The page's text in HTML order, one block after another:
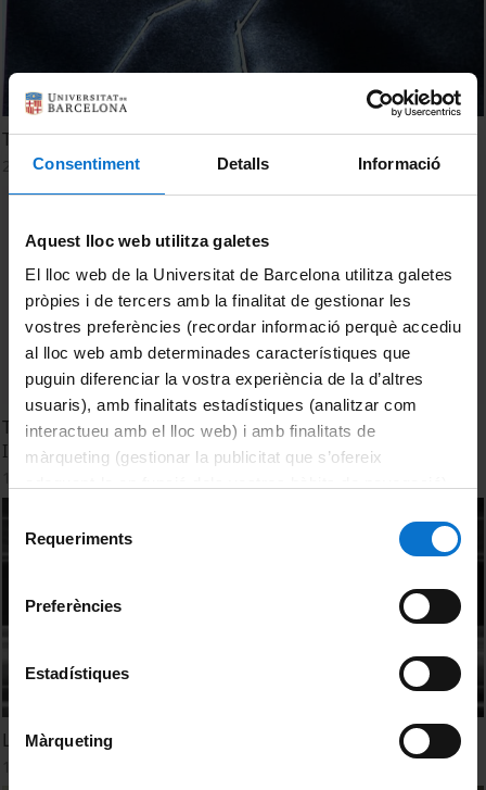
Consentiment Detalls Informació
Aquest lloc web utilitza galetes
El lloc web de la Universitat de Barcelona utilitza galetes
pròpies i de tercers amb la finalitat de gestionar les
vostres preferències (recordar informació perquè accediu
al lloc web amb determinades característiques que
puguin diferenciar la vostra experiència de la d’altres
usuaris), amb finalitats estadístiques (analitzar com
interactueu amb el lloc web) i amb finalitats de
màrqueting (gestionar la publicitat que s’ofereix
consultar laPolítica de galetes del lloc web de la
Requeriments
Preferències
Estadístiques
Màrqueting
T'imagines la teva vida sense l'electrònica?
27 Septiembre, 2008
Taller d'Enginyeria Electrònica i Tecnologia de la
Informació (TEeTI)
La generació de coneixement i les patents